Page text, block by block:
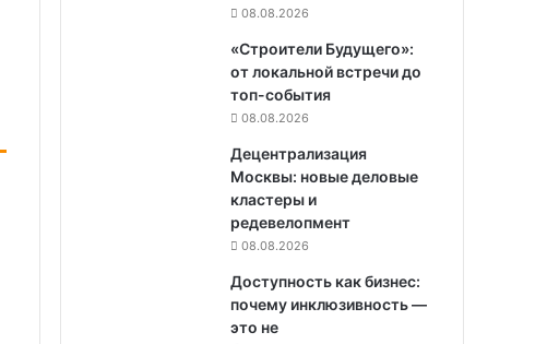
08.08.2026
«Строители Будущего»:
от локальной встречи до
топ-события
08.08.2026
Децентрализация
Москвы: новые деловые
кластеры и
редевелопмент
08.08.2026
Доступность как бизнес:
почему инклюзивность —
это не